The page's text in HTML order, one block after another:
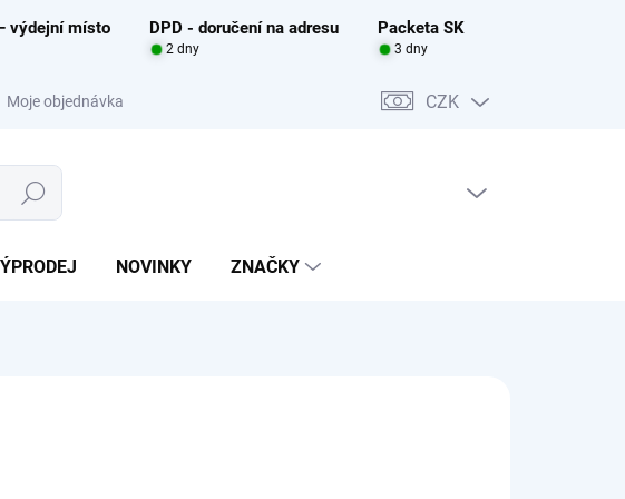
výdejní místo DPD - doručení na adresu Packeta SK
2 dny 3 dny
Moje objednávka CZK
Hledat
NOVINKY ZNAČKY